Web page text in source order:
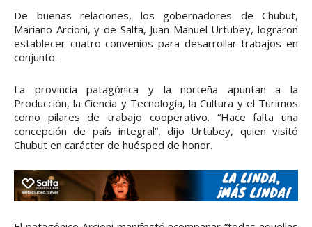
De buenas relaciones, los gobernadores de Chubut,
Mariano Arcioni, y de Salta, Juan Manuel Urtubey, lograron
establecer cuatro convenios para desarrollar trabajos en
conjunto.
La provincia patagónica y la norteña apuntan a la
Producción, la Ciencia y Tecnología, la Cultura y el Turimos
como pilares de trabajo cooperativo. “Hace falta una
concepción de país integral”, dijo Urtubey, quien visitó
Chubut en carácter de huésped de honor.